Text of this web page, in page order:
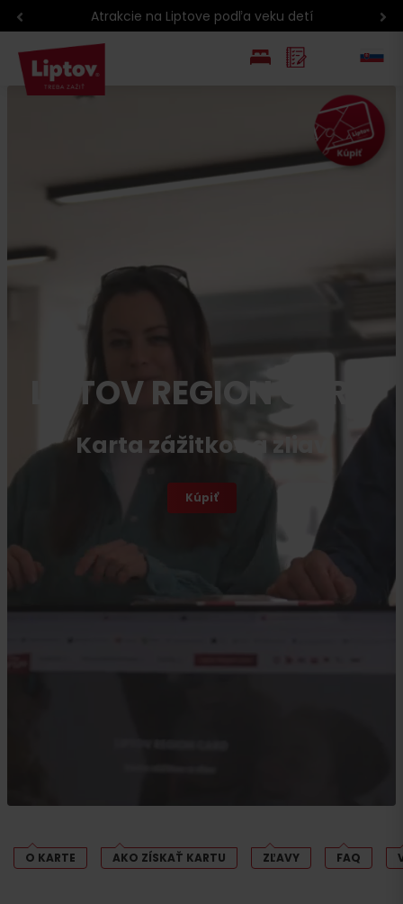
Atrakcie na Liptove podľa veku detí
EN
PL
LIPTOV REGION CARD
Karta zážitkov a zliav
Kúpiť
O KARTE AKO ZÍSKAŤ KARTU ZĽAVY FAQ